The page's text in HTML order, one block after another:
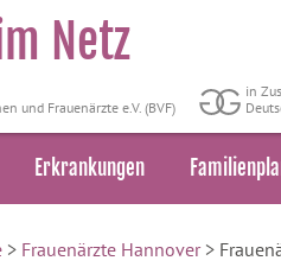
Netz
und Frauenärzte e.V. (BVF)
in
Erkrankungen
> Frauenärzte Hannover>